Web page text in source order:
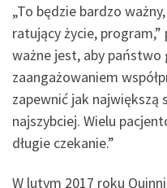
„To będzie bardzo
ratujący życie, program,”
ważne jest, aby państwo
zaangażowaniem
zapewnić jak największą
najszybciej. Wielu
długie czekanie.”
W lutym 2017 roku